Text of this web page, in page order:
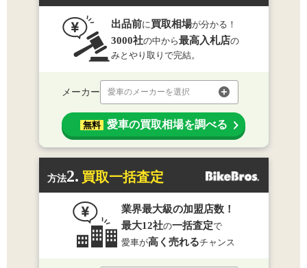
出品前に買取相場が分かる！
3000社の中から最高入札店の
みとやり取りで完結。
メーカー 愛車のメーカーを選択
無料 愛車の買取相場を調べる
方法2. 買取一括査定
業界最大級の加盟店数！
最大12社の一括査定で
愛車が高く売れるチャンス